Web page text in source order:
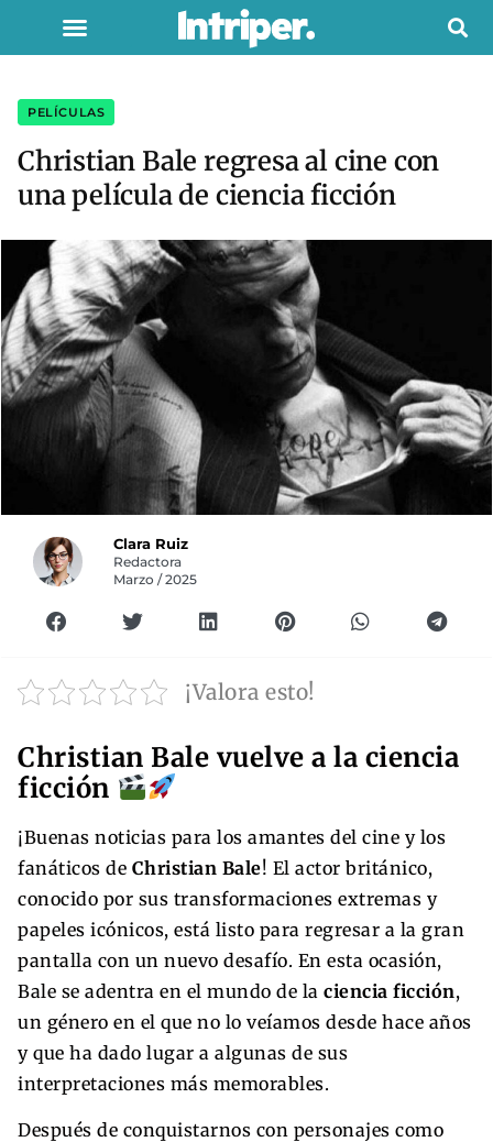
PELÍCULAS
Christian Bale regresa al cine con
una película de ciencia ficción
Clara Ruiz
Redactora
Marzo / 2025
¡Valora esto!
Christian Bale vuelve a la ciencia
ficción
¡Buenas noticias para los amantes del cine y los
fanáticos de Christian Bale! El actor británico,
conocido por sus transformaciones extremas y
papeles icónicos, está listo para regresar a la gran
pantalla con un nuevo desafío. En esta ocasión,
Bale se adentra en el mundo de la ciencia ficción,
un género en el que no lo veíamos desde hace años
y que ha dado lugar a algunas de sus
interpretaciones más memorables.
Después de conquistarnos con personajes como